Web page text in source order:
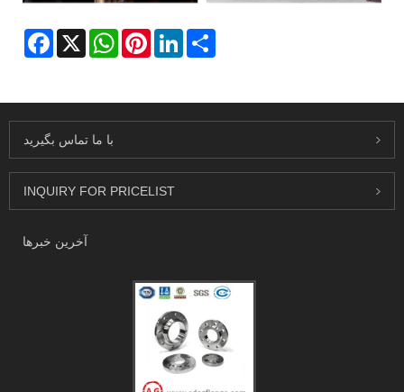
Facebook
X WhatsAppPinterestLinkedIn
با ما تماس بگیرید
INQUIRY FOR PRICELIST
آخرین خبرها